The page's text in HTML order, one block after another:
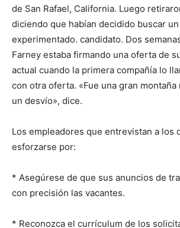
de San Rafael, California. Luego
diciendo que habían decidido buscar
experimentado. candidato. Dos
Farney estaba firmando una oferta de
actual cuando la primera compañía lo
con otra oferta. «Fue una gran
un desvío», dice.
Los empleadores que entrevistan a los
esforzarse por:
* Asegúrese de que sus anuncios de
con precisión las vacantes.
* Reconozca el currículum de los